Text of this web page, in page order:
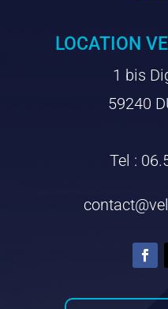
LOCATION
1 bis
59240
Tel :